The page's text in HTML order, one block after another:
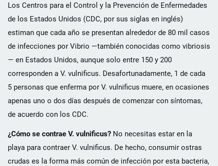
Los Centros para el Control y la Prevención de Enfermedades
de los Estados Unidos (CDC, por sus siglas en inglés)
estiman que cada año se presentan alrededor de 80 mil casos
de infecciones por Vibrio —también conocidas como vibriosis
— en Estados Unidos, aunque solo entre 150 y 200
corresponden a V. vulnificus. Desafortunadamente, 1 de cada
5 personas que enferma por V. vulnificus muere, en ocasiones
apenas uno o dos días después de comenzar con síntomas,
de acuerdo con los CDC.
¿Cómo se contrae V. vulnificus? No necesitas estar en la
playa para contraer V. vulnificus. De hecho, consumir ostras
crudas es la forma más común de infección por esta bacteria,